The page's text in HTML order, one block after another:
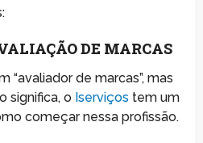
DE MARCAS
“avaliador de marcas”, mas
significa, o Iserviços tem um
começar nessa profissão.